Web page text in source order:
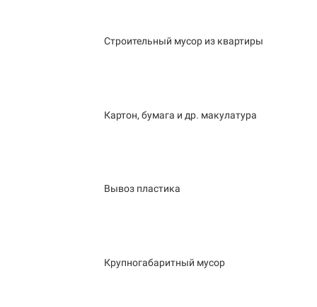
Строительный мусор из квартиры
Картон, бумага и др. макулатура
Вывоз пластика
Крупногабаритный мусор